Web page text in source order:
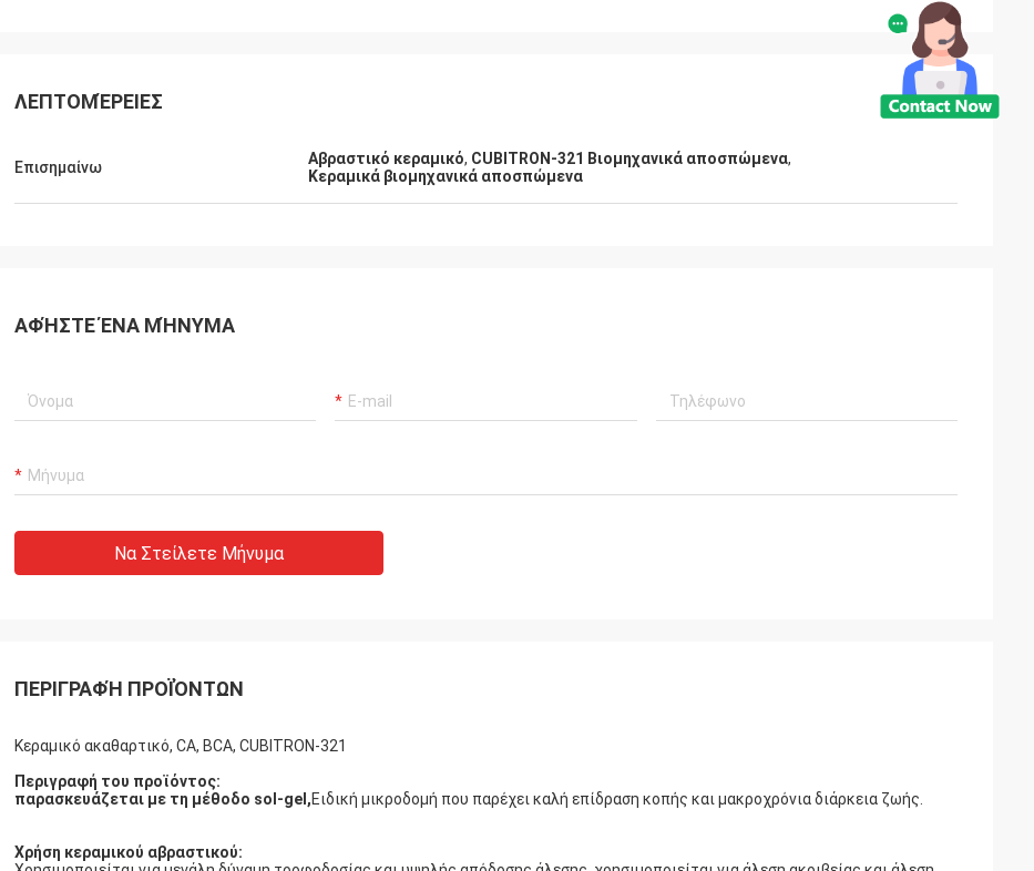
Η ποιότητα είναι πολύ καλή και σταθερή.
συνεχίσουμε να συνεργαζόμαστε για
ΛΕΠΤΟΜΈΡΕΙΕΣ
Επισημαίνω Αβραστικό κεραμικό, CUBITRON-321 Βιομηχανικά αποσπώμενα,
Κεραμικά βιομηχανικά αποσπώμενα
ΑΦΉΣΤΕ ΈΝΑ ΜΉΝΥΜΑ
Να Στείλετε Μήνυμα
ΠΕΡΙΓΡΑΦΉ ΠΡΟΪΌΝΤΩΝ
Κεραμικό ακαθαρτικό, CA, BCA, CUBITRON-321
Περιγραφή του προϊόντος:
παρασκευάζεται με τη μέθοδο sol-gel,Ειδική μικροδομή που παρέχει καλή επίδραση κοπής και μακροχρόνια διάρκεια ζωής.
Χρήση κεραμικού αβραστικού: